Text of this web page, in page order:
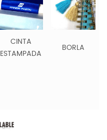
CINTA
ESTAMPADA
BORLA